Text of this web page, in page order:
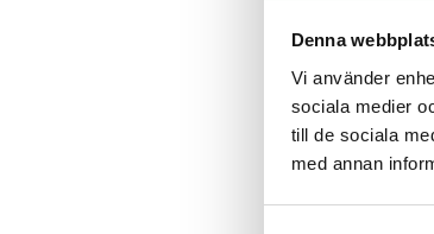
Denna
Vi använder
sociala medier
till de sociala
med annan